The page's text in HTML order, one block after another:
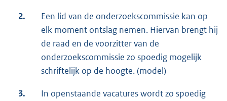
2.
Een lid van de onderzoekscommissie kan op
elk moment ontslag nemen. Hiervan brengt hij
de raad en de voorzitter van de
onderzoekscommissie zo spoedig mogelijk
schriftelijk op de hoogte. (model)
3. In openstaande vacatures wordt zo spoedig